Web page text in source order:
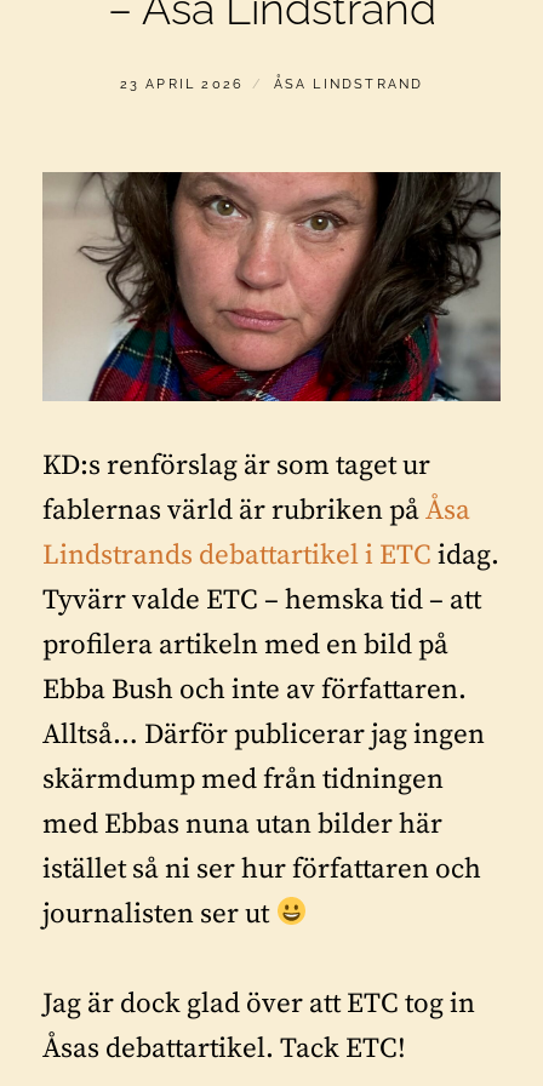
PUBLICERAT
23 APRIL 2026 AV
ÅSA LINDSTRAND
KD:s renförslag är som taget ur
fablernas värld är rubriken påÅsa
Lindstrands debattartikel i ETC idag.
Tyvärr valde ETC – hemska tid – att
profilera artikeln med en bild på
Ebba Bush och inte av författaren.
Alltså… Därför publicerar jag ingen
skärmdump med från tidningen
med Ebbas nuna utan bilder här
istället så ni ser hur författaren och
journalisten ser ut
Jag är dock glad över att ETC tog in
Åsas debattartikel. Tack ETC!